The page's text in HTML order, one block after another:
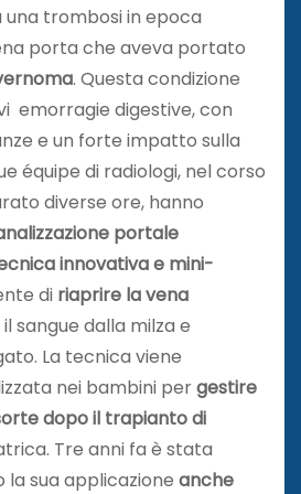
una trombosi in epoca
porta che aveva portato
. Questa condizione
emorragie digestive, con
e un forte impatto sulla
équipe di radiologi, nel corso
diverse ore, hanno
portale
innovativa e mini-
di riaprire la vena
sangue dalla milza e
La tecnica viene
nei bambini pergestire
dopo il trapianto di
Tre anni fa è stata
la sua applicazione anche